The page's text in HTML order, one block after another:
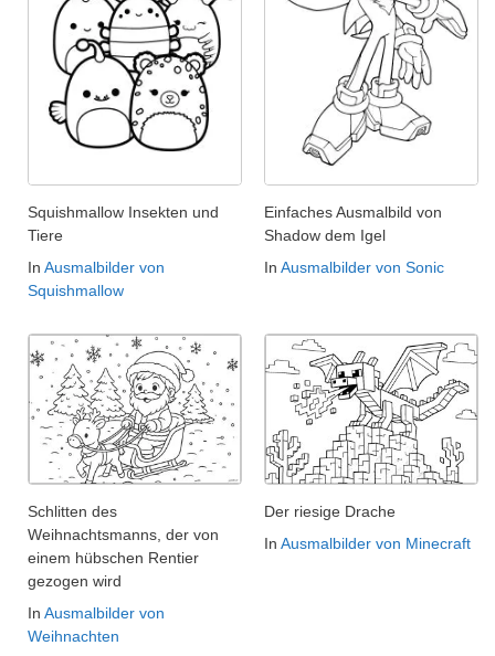
Squishmallow Insekten und
Tiere
In Ausmalbilder von
Squishmallow
Einfaches Ausmalbild von
Shadow dem Igel
In Ausmalbilder von Sonic
Schlitten des
Weihnachtsmanns, der von
einem hübschen Rentier
gezogen wird
In Ausmalbilder von
Weihnachten
Der riesige Drache
In Ausmalbilder von Minecraft